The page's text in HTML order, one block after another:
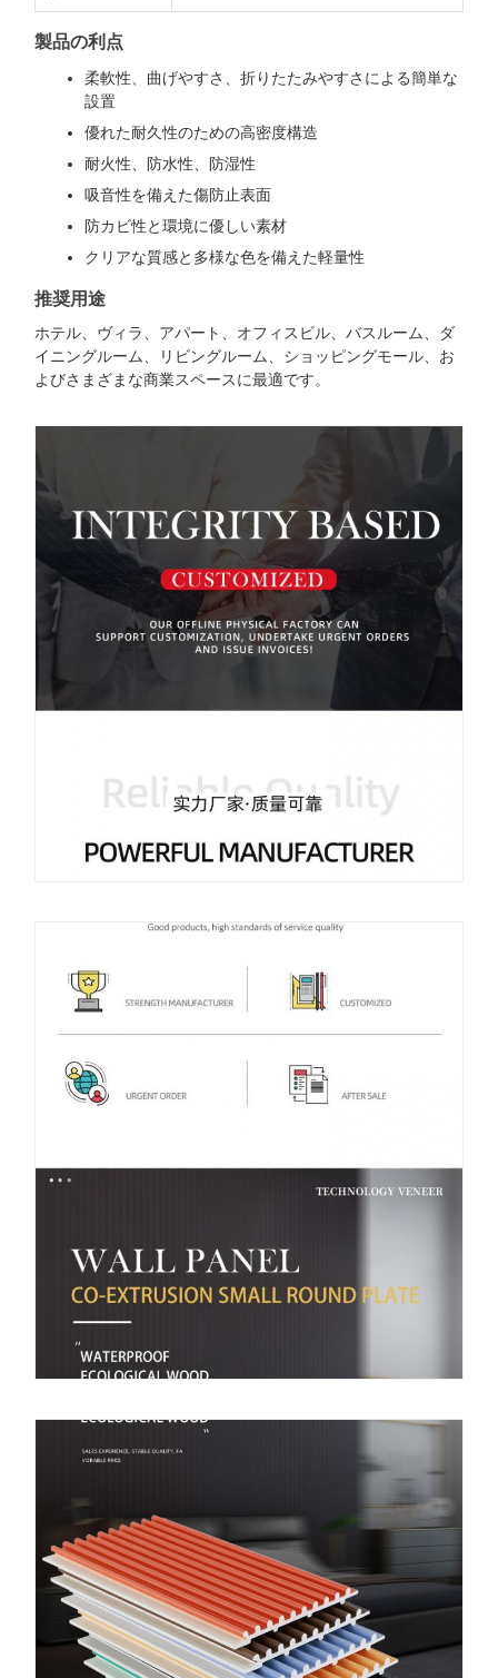
製品の利点
柔軟性、曲げやすさ、折りたたみやすさによる簡単な
設置
優れた耐久性のための高密度構造
耐火性、防水性、防湿性
吸音性を備えた傷防止表面
防カビ性と環境に優しい素材
クリアな質感と多様な色を備えた軽量性
推奨用途
ホテル、ヴィラ、アパート、オフィスビル、バスルーム、ダ
イニングルーム、リビングルーム、ショッピングモール、お
よびさまざまな商業スペースに最適です。